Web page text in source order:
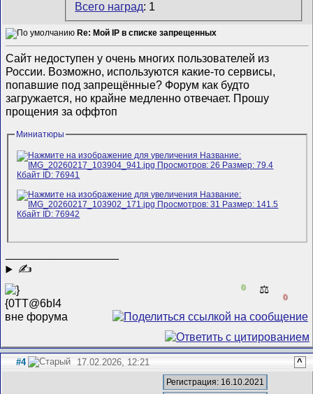
Всего наград: 1
Re: Мой IP в списке запрещенных
Сайт недоступен у очень многих пользователей из
России. Возможно, используются какие-то сервисы,
попавшие под запрещённые? Форум как будто
загружается, но крайне медленно отвечает. Прошу
прощения за оффтоп
Миниатюры
✍
0 ⚖️
0
#4 17.02.2026, 12:21 ^
Регистрация: 16.10.2021